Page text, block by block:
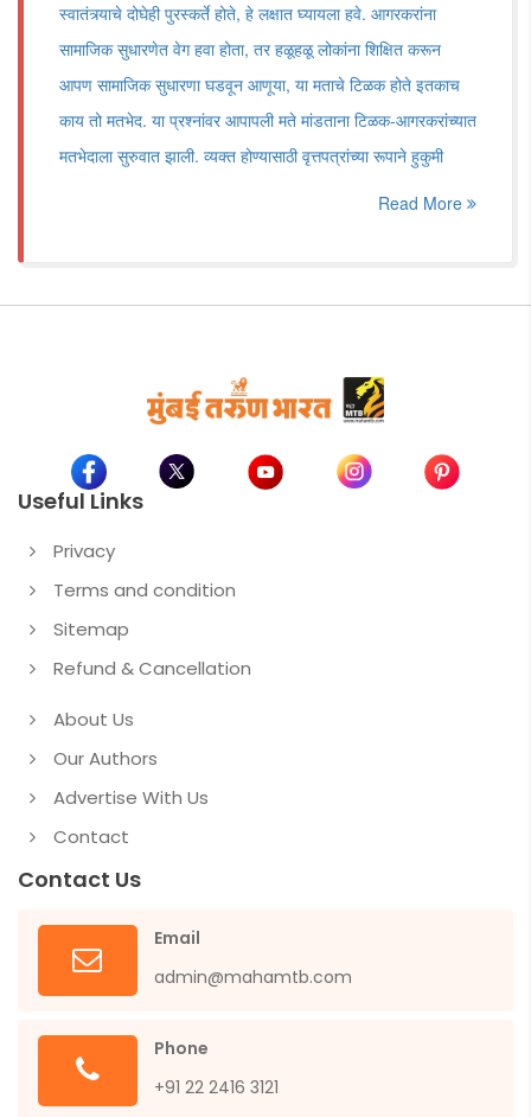
स्वातंत्र्याचे दोघेही पुरस्कर्ते होते, हे लक्षात घ्यायला हवे. आगरकरांना
सामाजिक सुधारणेत वेग हवा होता, तर हळूहळू लोकांना शिक्षित करून
आपण सामाजिक सुधारणा घडवून आणूया, या मताचे टिळक होते इतकाच
काय तो मतभेद. या प्रश्नांवर आपापली मते मांडताना टिळक-आगरकरांच्यात
मतभेदाला सुरुवात झाली. व्यक्त होण्यासाठी वृत्तपत्रांच्या रूपाने हुकुमी
Read More
Useful Links
Privacy
Terms and condition
Sitemap
Refund & Cancellation
About Us
Our Authors
Advertise With Us
Contact
Contact Us
Email
admin@mahamtb.com
Phone
+91 22 2416 3121